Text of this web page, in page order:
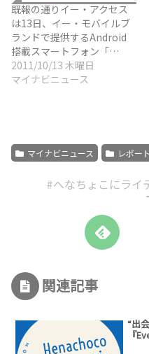
既報の通りイー・アクセス
は13日、イー・モバイルブ
ランドで提供するAndroid
搭載スマートフォン「…
2011/10/13 木曜日
マイナビニュース
マイナビニュース レポート
#へなちょこにライ
関連記事
“出
『